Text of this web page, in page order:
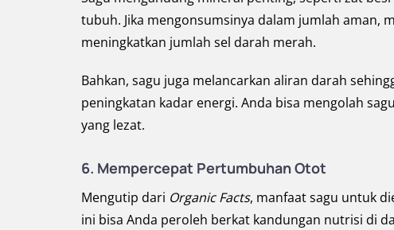
tubuh. Jika mengonsumsinya dalam jumlah aman,
meningkatkan jumlah sel darah merah.
Bahkan, sagu juga melancarkan aliran darah
peningkatan kadar energi. Anda bisa mengolah
yang lezat.
6. Mempercepat Pertumbuhan Otot
Mengutip dari Organic Facts, manfaat sagu untuk
ini bisa Anda peroleh berkat kandungan nutrisi di